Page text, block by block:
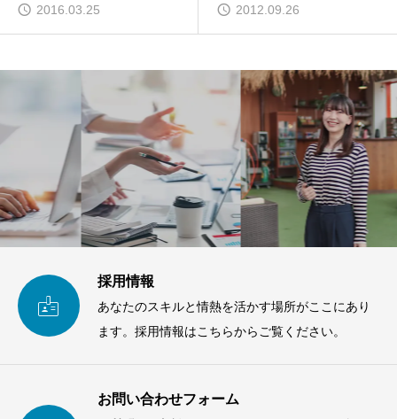
2012.09.26
2017.05.12

採用情報
あなたのスキルと情熱を活かす場所がここにあり
ます。採用情報はこちらからご覧ください。
お問い合わせフォーム